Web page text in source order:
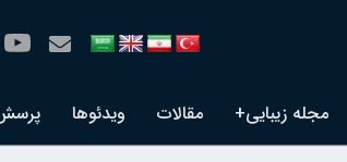
مجله زیبایی+ مقالات ویدئوها